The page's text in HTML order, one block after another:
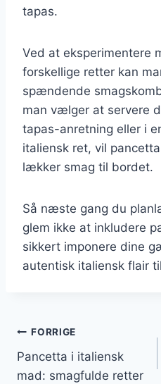
tapas.
Ved at eksperimentere
forskellige retter kan
spændende
man vælger at servere
tapas-anretning eller i
italiensk ret, vil
lækker smag til bordet.
Så næste gang du
glem ikke at inkludere
sikkert imponere dine
autentisk italiensk flair
FORRIGE
Pancetta i italiensk
mad: smagfulde retter